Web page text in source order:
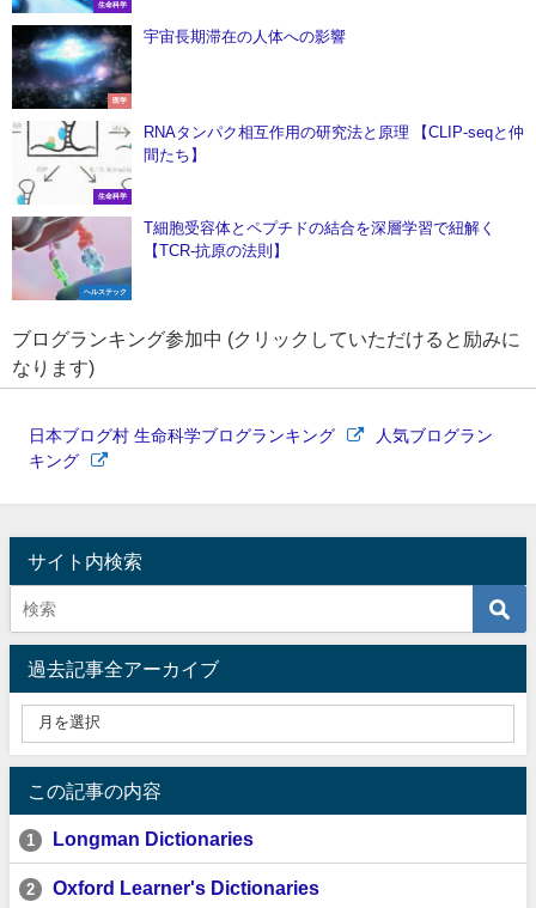
生命科学
医学
宇宙長期滞在の人体への影響
生命科学
RNAタンパク相互作用の研究法と原理 【CLIP-seqと仲
間たち】
ヘルステック
T細胞受容体とペプチドの結合を深層学習で紐解く
【TCR-抗原の法則】
ブログランキング参加中 (クリックしていただけると励みに
なります)
日本ブログ村 生命科学ブログランキング
人気ブログラン
キング
サイト内検索
過去記事全アーカイブ
この記事の内容
1 Longman Dictionaries
2 Oxford Learner's Dictionaries